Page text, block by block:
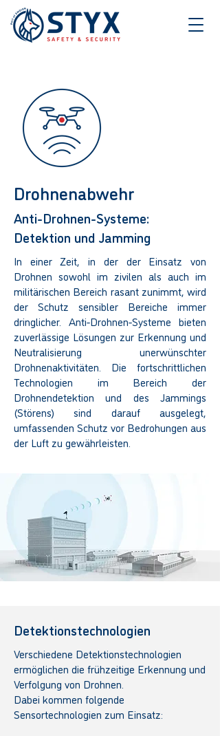
Drohnenabwehr
Anti-Drohnen-Systeme:
Detektion und Jamming
In einer Zeit, in der der Einsatz von
Drohnen sowohl im zivilen als auch im
militärischen Bereich rasant zunimmt, wird
der Schutz sensibler Bereiche immer
dringlicher. Anti-Drohnen-Systeme bieten
zuverlässige Lösungen zur Erkennung und
Neutralisierung unerwünschter
Drohnenaktivitäten. Die fortschrittlichen
Technologien im Bereich der
Drohnendetektion und des Jammings
(Störens) sind darauf ausgelegt,
umfassenden Schutz vor Bedrohungen aus
der Luft zu gewährleisten.
Detektionstechnologien
Verschiedene Detektionstechnologien
ermöglichen die frühzeitige Erkennung und
Verfolgung von Drohnen.
Dabei kommen folgende
Sensortechnologien zum Einsatz: